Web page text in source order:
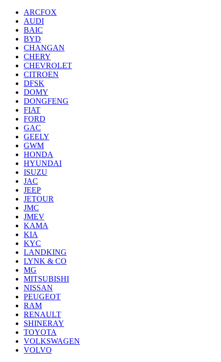
ARCFOX
AUDI
BAIC
BYD
CHANGAN
CHERY
CHEVROLET
CITROEN
DFSK
DOMY
DONGFENG
FIAT
FORD
GAC
GEELY
GWM
HONDA
HYUNDAI
ISUZU
JAC
JEEP
JETOUR
JMC
JMEV
KAMA
KIA
KYC
LANDKING
LYNK & CO
MG
MITSUBISHI
NISSAN
PEUGEOT
RAM
RENAULT
SHINERAY
TOYOTA
VOLKSWAGEN
VOLVO